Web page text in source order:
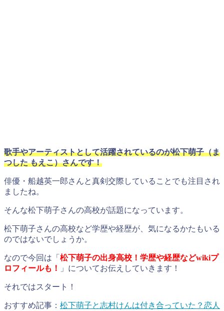
歌手やアーティストとして活躍されているのが松下萌子（ま
つした もえこ）さんです！
俳優・船越英一郎さんと真剣交際していることでも注目され
ましたね。
そんな松下萌子さんの高校が話題になっています。
松下萌子さんの高校など学歴や経歴が、気になるかたもいる
のではないでしょうか。
なので今回は「 松下萌子の出身高校！学歴や経歴などwikiプ
ロフィールも！
」についてお伝えしていきます！
それではスタート！
おすすめ記事： 松下萌子と志村けんは付き合っていた？恋人